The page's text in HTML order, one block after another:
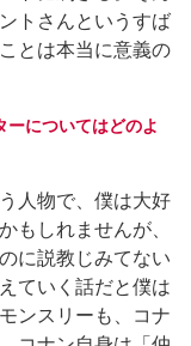
トさんというすば
とは本当に意義の
ーについてはどのよ
人物で、僕は大好
もしれませんが、
に説教じみてない
ていく話だと僕は
ンスリーも、コナ